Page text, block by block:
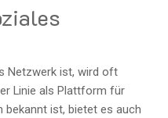
Netzwerk ist, wird oft
Linie als Plattform für
bekannt ist, bietet es auch